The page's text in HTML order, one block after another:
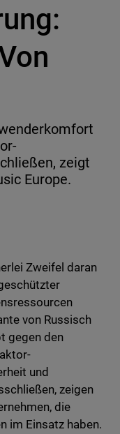
zeigt
Europe.
Zweifel daran
von Russisch
gegen den
und
zeigen
die
im Einsatz haben.